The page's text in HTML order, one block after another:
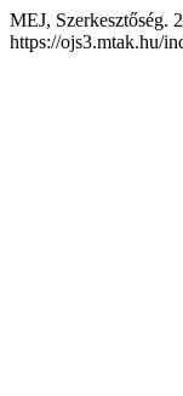
MEJ, Szerkesztőség.
https://ojs3.mtak.hu/